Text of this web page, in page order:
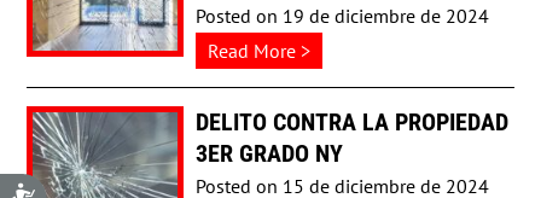
Accessibility
DE
EMBRIAGUEZ
EN
NUEVA
YORK
Posted on 19 de diciembre de 2024
Read More >about
Delito
Contra
la
Propiedad
DELITO CONTRA LA PROPIEDAD
3ER GRADO NY
Posted on 15 de diciembre de 2024